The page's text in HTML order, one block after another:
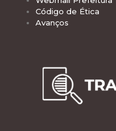
Código de Ética
Avanços